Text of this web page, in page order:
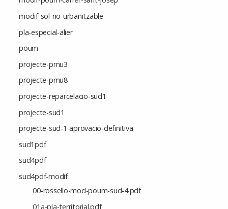
modif-sol-no-urbanitzable
pla-especial-alier
poum
projecte-pmu3
projecte-pmu8
projecte-reparcelacio-sud1
projecte-sud1
projecte-sud-1-aprovacio-definitiva
sud1pdf
sud4pdf
sud4pdf-modif
00-rossello-mod-poum-sud-4.pdf
01a-pla-territorial.pdf